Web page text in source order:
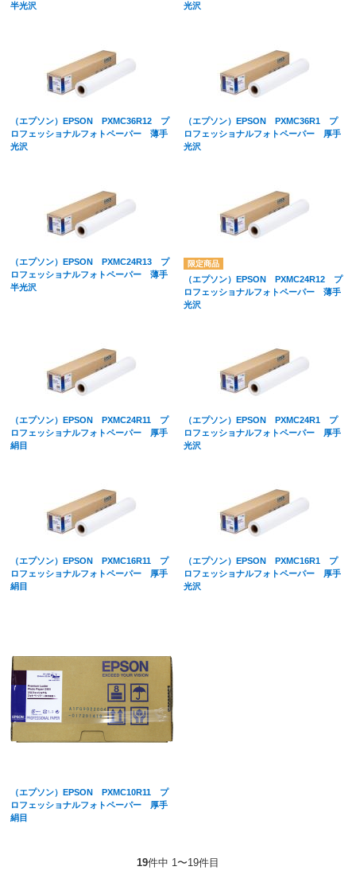
半光沢
光沢
（エプソン）EPSON PXMC36R12 プ
ロフェッショナルフォトペーパー 薄手
光沢
（エプソン）EPSON PXMC36R1 プ
ロフェッショナルフォトペーパー 厚手
光沢
（エプソン）EPSON PXMC24R13 プ
ロフェッショナルフォトペーパー 薄手
半光沢
（エプソン）EPSON PXMC24R12 プ
ロフェッショナルフォトペーパー 薄手
光沢
（エプソン）EPSON PXMC24R11 プ
ロフェッショナルフォトペーパー 厚手
絹目
（エプソン）EPSON PXMC24R1 プ
ロフェッショナルフォトペーパー 厚手
光沢
（エプソン）EPSON PXMC16R11 プ
ロフェッショナルフォトペーパー 厚手
絹目
（エプソン）EPSON PXMC16R1 プ
ロフェッショナルフォトペーパー 厚手
光沢
（エプソン）EPSON PXMC10R11 プ
ロフェッショナルフォトペーパー 厚手
絹目
19件中 1〜19件目